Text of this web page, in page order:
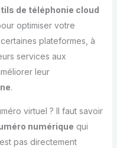
de téléphonie cloud
optimiser votre
plateformes, à
services aux
leur
.
virtuel ? Il faut savoir
numérique qui
pas directement